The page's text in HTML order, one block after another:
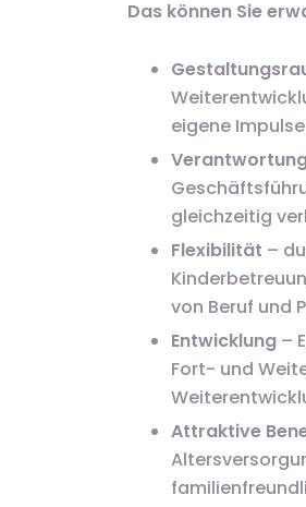
Das können Sie
eigene
gleichzeitig
Flexibilität –
von Beruf und
Entwicklung –
Fort- und
Attraktive